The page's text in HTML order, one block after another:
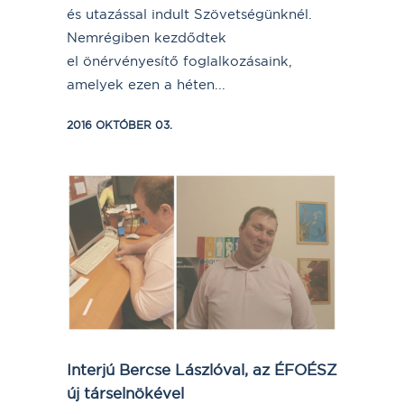
és utazással indult Szövetségünknél.
Nemrégiben kezdődtek
el önérvényesítő foglalkozásaink,
amelyek ezen a héten...
2016 OKTÓBER 03.
Interjú Bercse Lászlóval, az ÉFOÉSZ
új társelnökével